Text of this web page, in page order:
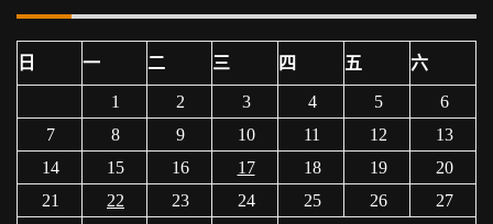
日 一 二 三 四 五 六
1 2 3 4 5
6
7
8 9 10 11 12
13
14
15 16 17 18 19
20
21
22 23 24 25 26
27